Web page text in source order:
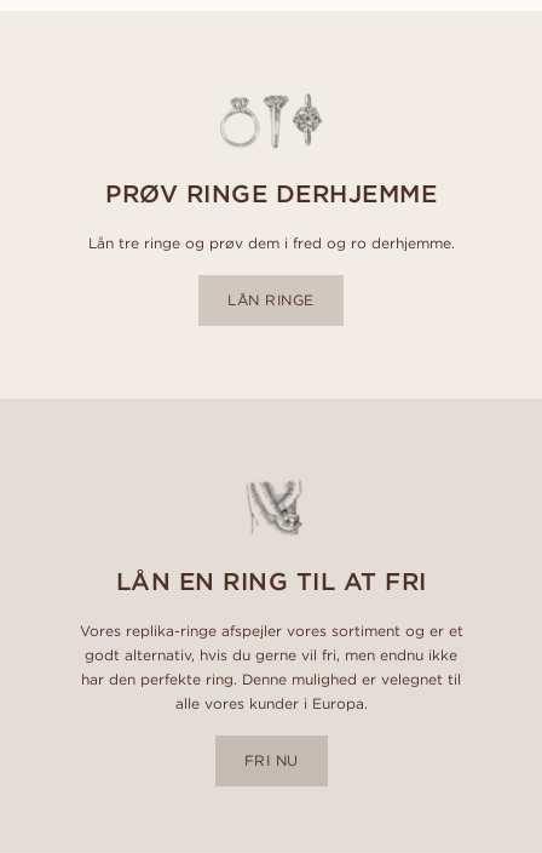
PRØV RINGE DERHJEMME
Lån tre ringe og prøv dem i fred og ro derhjemme.
LÅN RINGE
LÅN EN RING TIL AT FRI
Vores replika-ringe afspejler vores sortiment og er et
godt alternativ, hvis du gerne vil fri, men endnu ikke
har den perfekte ring. Denne mulighed er velegnet til
alle vores kunder i Europa.
FRI NU